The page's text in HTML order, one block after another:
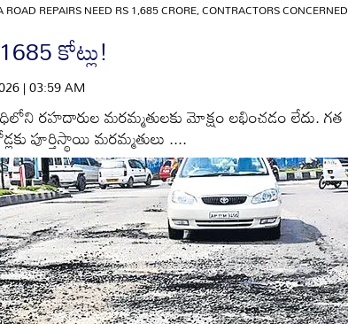
REPAIRS NEED RS 1,685 CRORE, CONTRACTORS CONCERNED
కోట్లు!
| 03:59 AM
రహదారుల మరమ్మతులకు మోక్షం లభించడం లేదు. గత
పూర్తిస్థాయి మరమ్మతులు ....